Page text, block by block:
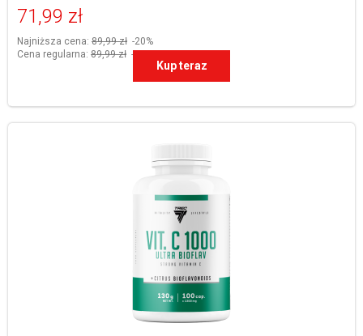
71,99 zł
Najniższa cena: 89,99 zł -20%
Cena regularna: 89,99 zł -20%
Kup teraz